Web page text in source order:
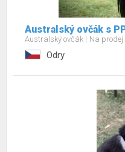
Australský ovčák s
Australský ovčák Na prodej
Odry